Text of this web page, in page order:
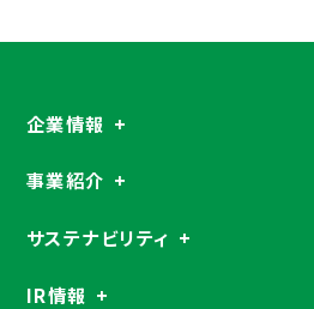
企業情報
事業紹介
サステナビリティ
IR情報